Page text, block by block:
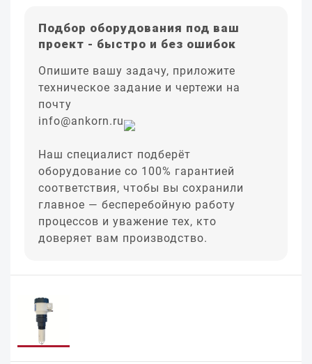
Подбор оборудования под ваш
проект - быстро и без ошибок
Опишите вашу задачу, приложите
техническое задание и чертежи на
почту
info@ankorn.ru
Наш специалист подберёт
оборудование со 100% гарантией
соответствия, чтобы вы сохранили
главное — бесперебойную работу
процессов и уважение тех, кто
доверяет вам производство.